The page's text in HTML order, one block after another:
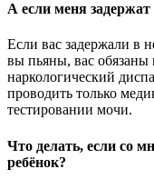
А если меня
Если вас задержали в
вы пьяны, вас обязаны
наркологический
проводить только
тестировании мочи.
Что делать, если со
ребёнок?